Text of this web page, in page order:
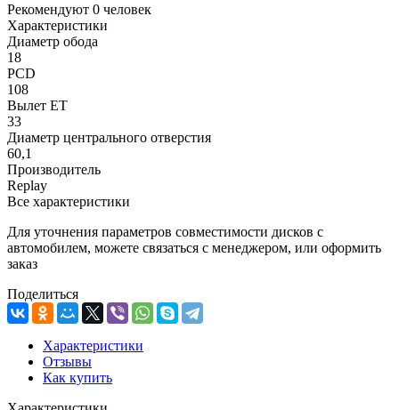
Рекомендуют 0 человек
Характеристики
Диаметр обода
18
PCD
108
Вылет ET
33
Диаметр центрального отверстия
60,1
Производитель
Replay
Все характеристики
Для уточнения параметров совместимости дисков с
автомобилем, можете связаться с менеджером, или оформить
заказ
Поделиться
Характеристики
Отзывы
Как купить